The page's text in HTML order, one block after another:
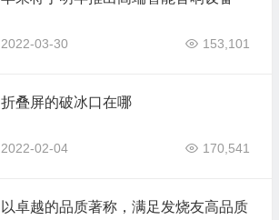
2022-03-30 153,101
折叠屏的破冰口在哪
2022-02-04 170,541
以卓越的品质著称，满足发烧友高品质